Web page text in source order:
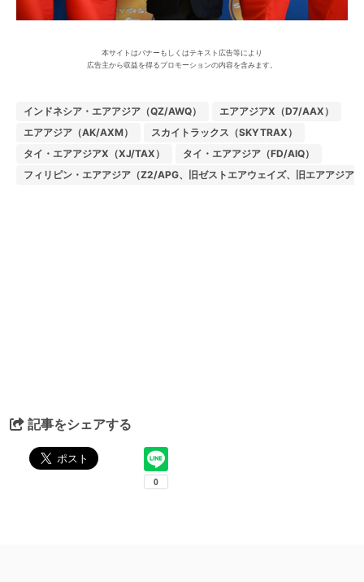
本サイトはバナーもしくはテキスト広告等により
広告主から収益を得るプロモーションの内容を含みます。
インドネシア・エアアジア（QZ/AWQ）
エアアジアX（D7/AAX）
エアアジア（AK/AXM）
スカイトラックス（SKYTRAX）
タイ・エアアジアX（XJ/TAX）
タイ・エアアジア（FD/AIQ）
フィリピン・エアアジア（Z2/APG、旧ゼストエアウェイズ、旧エアアジア
記事をシェアする